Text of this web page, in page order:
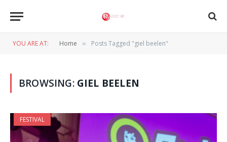
YOU ARE AT: Home » Posts Tagged "giel beelen"
BROWSING: GIEL BEELEN
FESTIVAL